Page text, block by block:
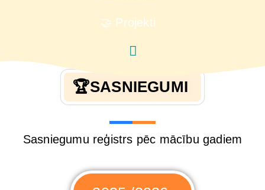
🤝 Projekti
🏆SASNIEGUMI
Sasniegumu reģistrs pēc mācību gadiem